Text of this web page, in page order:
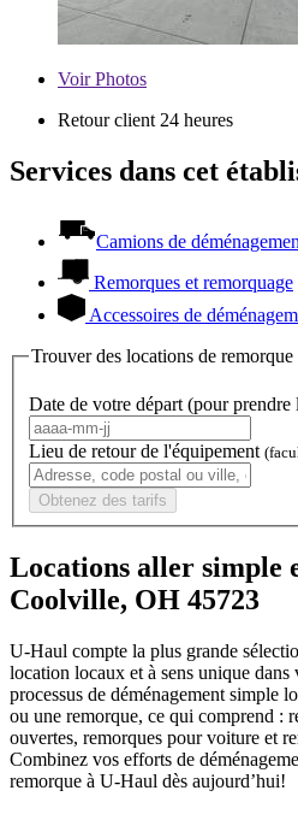
VoirPhotos
Retour client 24 heures
Services dans cet
Camions de
Remorques et remorquage
Accessoires de
Trouver des locations de remorque
Date de votre départ (pour
Lieu de retour de l'équipement
Obtenez des tarifs
Locations aller simple
Coolville, OH 45723
U-Haul compte la plus grande
location locaux et à sens unique dans
processus de déménagement simple
ou une remorque, ce qui comprend :
ouvertes, remorques pour voiture et
Combinez vos efforts de
remorque à U-Haul dès aujourd’hui!